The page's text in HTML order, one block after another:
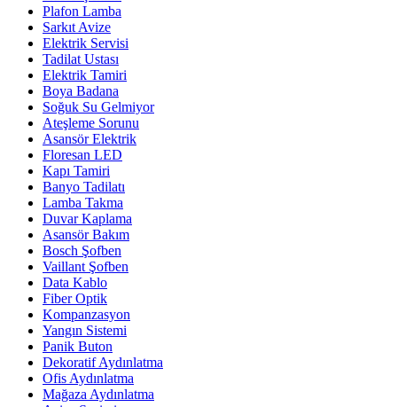
Plafon Lamba
Sarkıt Avize
Elektrik Servisi
Tadilat Ustası
Elektrik Tamiri
Boya Badana
Soğuk Su Gelmiyor
Ateşleme Sorunu
Asansör Elektrik
Floresan LED
Kapı Tamiri
Banyo Tadilatı
Lamba Takma
Duvar Kaplama
Asansör Bakım
Bosch Şofben
Vaillant Şofben
Data Kablo
Fiber Optik
Kompanzasyon
Yangın Sistemi
Panik Buton
Dekoratif Aydınlatma
Ofis Aydınlatma
Mağaza Aydınlatma